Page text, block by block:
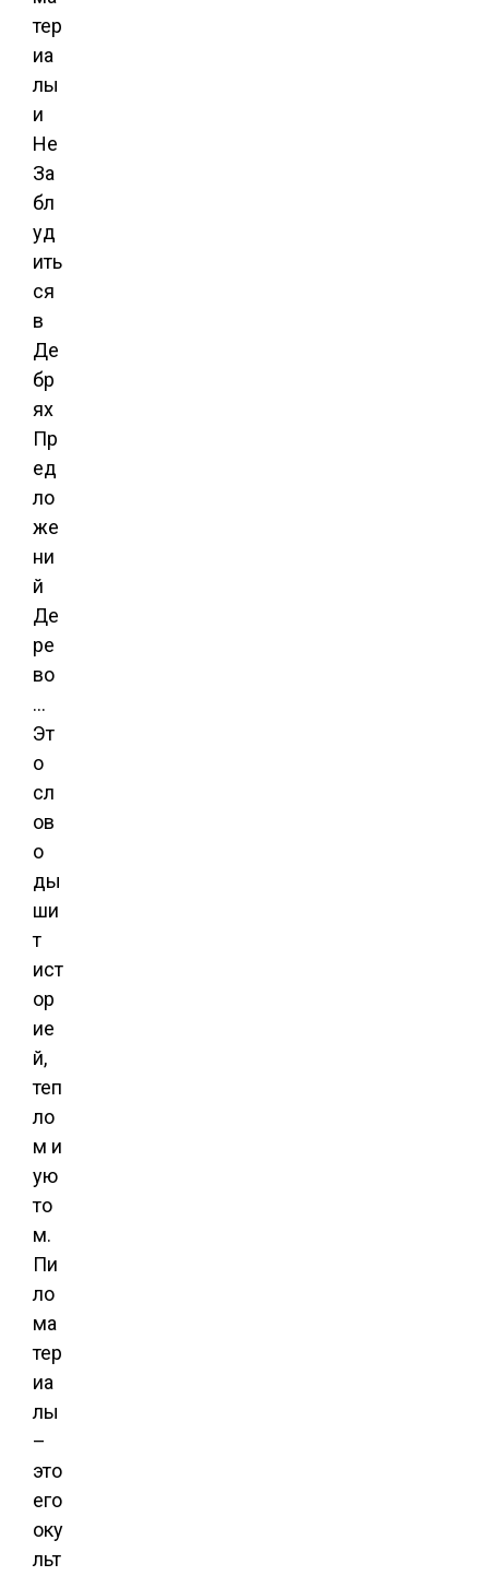
Де
ре
во
…
Эт
о
сл
ов
о
ды
ши
т
ист
ор
ие
й,
теп
ло
м и
ую
то
м.
Пи
ло
ма
тер
иа
лы
–
это
его
оку
льт